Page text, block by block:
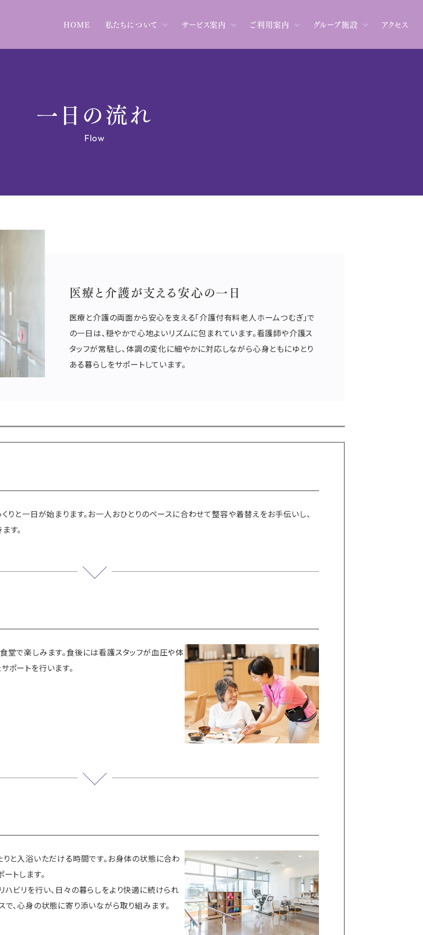
HOME 私たちについて サービス案内 ご利用案内 グループ施設 アクセス
一日の流れ
Flow
医療と介護が支える安心の一日
医療と介護の両面から安心を支える「介護付有料老人ホームつむぎ」で
の一日は、穏やかで心地よいリズムに包まれています。看護師や介護ス
タッフが常駐し、体調の変化に細やかに対応しながら心身ともにゆとり
ある暮らしをサポートしています。
りと一日が始まります。お一人おひとりのペースに合わせて整容や着替えをお手伝いし、
す。
堂で楽しみます。食後には看護スタッフが血圧や体
ポートを行います。
りと入浴いただける時間です。お身体の状態に合わ
トします。
ハビリを行い、日々の暮らしをより快適に続けられ
、心身の状態に寄り添いながら取り組みます。